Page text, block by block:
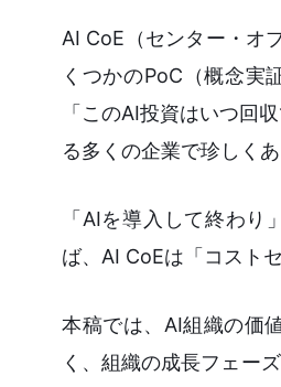
AI CoE（センター・オ
くつかのPoC（概念実
「このAI投資はいつ回
る多くの企業で珍しくあ
「AIを導入して終わ
ば、AI CoEは「コスト
本稿では、AI組織の価
く、組織の成長フェー